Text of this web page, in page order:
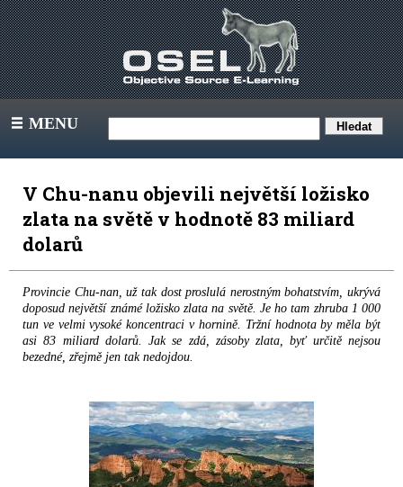
III MENU
V Chu-nanu objevili největší ložisko
zlata na světě v hodnotě 83 miliard
dolarů
Provincie Chu-nan, už tak dost proslulá nerostným bohatstvím, ukrývá
doposud největší známé ložisko zlata na světě. Je ho tam zhruba 1 000
tun ve velmi vysoké koncentraci v hornině. Tržní hodnota by měla být
asi 83 miliard dolarů. Jak se zdá, zásoby zlata, byť určitě nejsou
bezedné, zřejmě jen tak nedojdou.